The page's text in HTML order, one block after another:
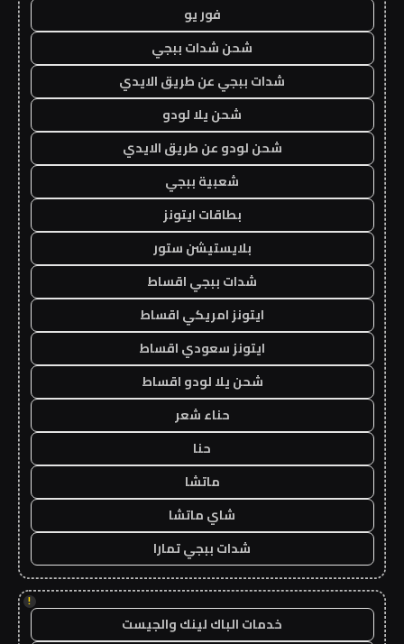
فور يو
شحن شدات ببجي
شدات ببجي عن طريق الايدي
شحن يلا لودو
شحن لودو عن طريق الايدي
شعبية ببجي
بطاقات ايتونز
بلايستيشن ستور
شدات ببجي اقساط
ايتونز امريكي اقساط
ايتونز سعودي اقساط
شحن يلا لودو اقساط
حناء شعر
حنا
ماتشا
شاي ماتشا
شدات ببجي تمارا
!
خدمات الباك لينك والجيست